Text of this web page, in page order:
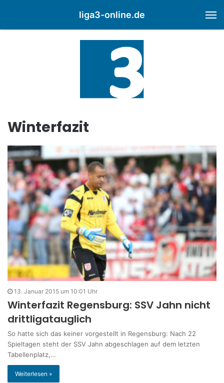
liga3-online.de
Winterfazit
13. Januar 2015 um 10:01 Uhr
Winterfazit Regensburg: SSV Jahn nicht
drittligatauglich
So hatte sich das keiner vorgestellt in Regensburg: Nach 22
Spieltagen steht der SSV Jahn abgeschlagen auf dem letzten
Tabellenplatz,…
Weiterlesen »